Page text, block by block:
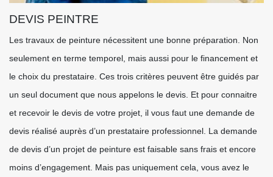
DEVIS PEINTRE
Les travaux de peinture nécessitent une bonne préparation. Non
seulement en terme temporel, mais aussi pour le financement et
le choix du prestataire. Ces trois critères peuvent être guidés par
un seul document que nous appelons le devis. Et pour connaitre
et recevoir le devis de votre projet, il vous faut une demande de
devis réalisé auprès d’un prestataire professionnel. La demande
de devis d’un projet de peinture est faisable sans frais et encore
moins d’engagement. Mais pas uniquement cela, vous avez le